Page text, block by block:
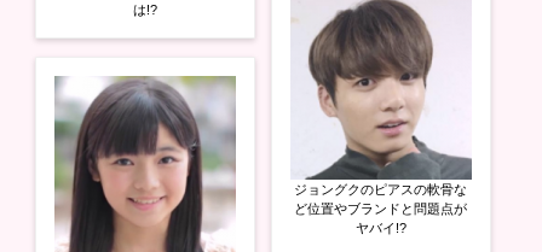
は!?
ジョングクのピアスの軟骨な
ど位置やブランドと問題点が
ヤバイ!?